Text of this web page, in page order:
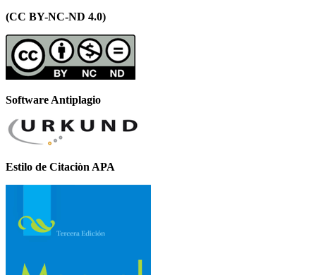
(CC BY-NC-ND 4.0)
Software Antiplagio
Estilo de Citaciòn APA